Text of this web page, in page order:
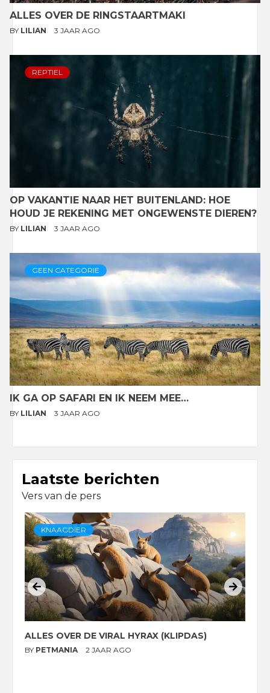
ALLES OVER DE RINGSTAARTMAKI
BY LILIAN 3 JAAR AGO
REPTIEL
OP VAKANTIE NAAR HET BUITENLAND: HOE
HOUD JE REKENING MET ONGEWENSTE DIEREN?
BY LILIAN 3 JAAR AGO
GEEN CATEGORIE
IK GA OP SAFARI EN IK NEEM MEE…
BY LILIAN 3 JAAR AGO
Laatste berichten
Vers van de pers
KNAAGDIER
ALLES OVER DE VIRAL HYRAX (KLIPDAS)
BY PETMANIA 2 JAAR AGO